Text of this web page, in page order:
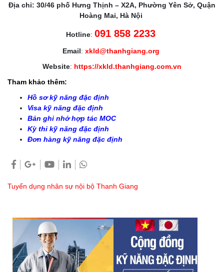
Địa chỉ: 30/46 phố Hưng Thịnh – X2A, Phường Yên Sở, Quận
Hoàng Mai, Hà Nội
Hotline: 091 858 2233
Email: xkld@thanhgiang.org
Website: https://xkld.thanhgiang.com.vn
Tham khảo thêm:
Hồ sơ kỹ năng đặc định
Visa kỹ năng đặc định
Bản ghi nhớ hợp tác MOC
Kỳ thi kỹ năng đặc định
Đơn hàng kỹ năng đặc định
Tuyển dụng nhân sự nội bộ Thanh Giang